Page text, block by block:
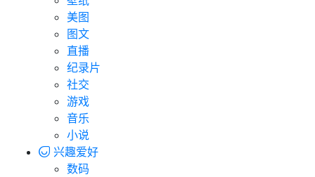
美图
图文
直播
纪录片
社交
游戏
音乐
小说
兴趣爱好
数码